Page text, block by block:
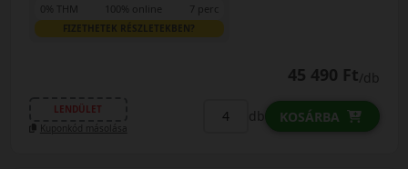
0% THM 100% online 7 perc
FIZETHETEK RÉSZLETEKBEN?
45 490 Ft/db
LENDÜLET
Kuponkód másolása
db KOSÁRBA